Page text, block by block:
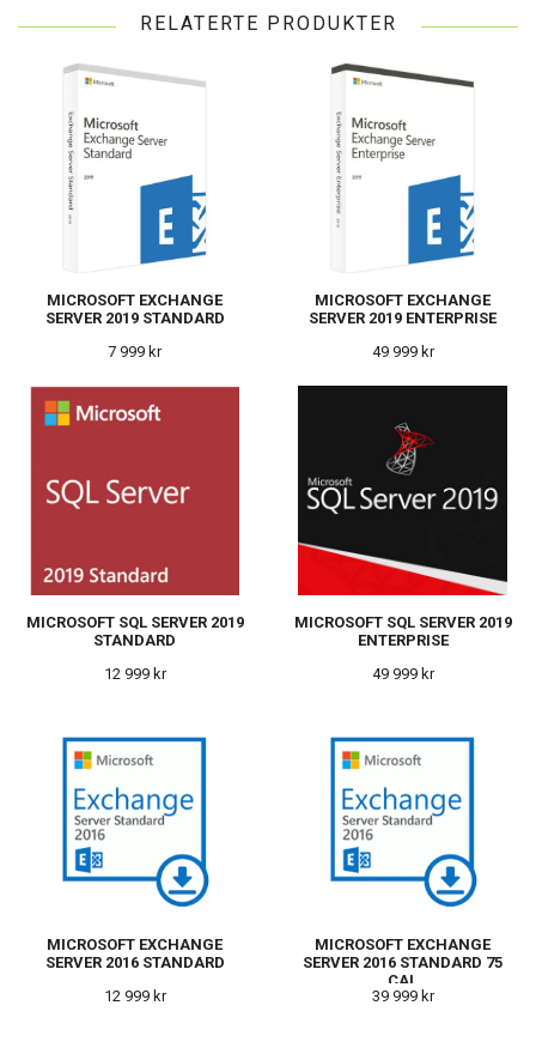
RELATERTE PRODUKTER
MICROSOFT EXCHANGE
SERVER 2019 STANDARD
7 999 kr
MICROSOFT EXCHANGE
SERVER 2019 ENTERPRISE
49 999 kr
MICROSOFT SQL SERVER 2019
STANDARD
12 999 kr
MICROSOFT SQL SERVER 2019
ENTERPRISE
49 999 kr
MICROSOFT EXCHANGE
SERVER 2016 STANDARD
12 999 kr
MICROSOFT EXCHANGE
SERVER 2016 STANDARD 75
CAL
39 999 kr